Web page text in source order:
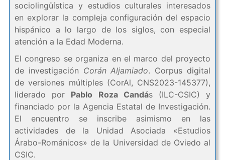
sociolingüística y estudios culturales interesados
en explorar la compleja configuración del espacio
hispánico a lo largo de los siglos, con especial
atención a la Edad Moderna.
El congreso se organiza en el marco del proyecto
de investigación Corán Aljamiado. Corpus digital
de versiones múltiples (CorAl, CNS2023-145377),
liderado por Pablo Roza Candás (ILC-CSIC) y
financiado por la Agencia Estatal de Investigación.
El encuentro se inscribe asimismo en las
actividades de la Unidad Asociada «Estudios
Árabo-Románicos» de la Universidad de Oviedo al
CSIC.